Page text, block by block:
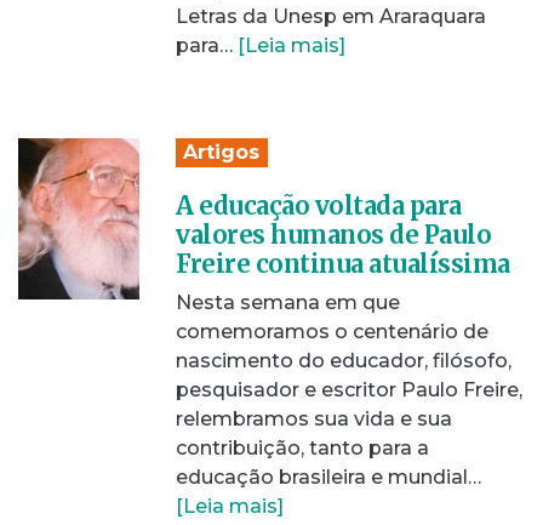
Letras da Unesp em Araraquara
para… [Leia mais]
Artigos
A educação voltada para
valores humanos de Paulo
Freire continua atualíssima
Nesta semana em que
comemoramos o centenário de
nascimento do educador, filósofo,
pesquisador e escritor Paulo Freire,
relembramos sua vida e sua
contribuição, tanto para a
educação brasileira e mundial…
[Leia mais]